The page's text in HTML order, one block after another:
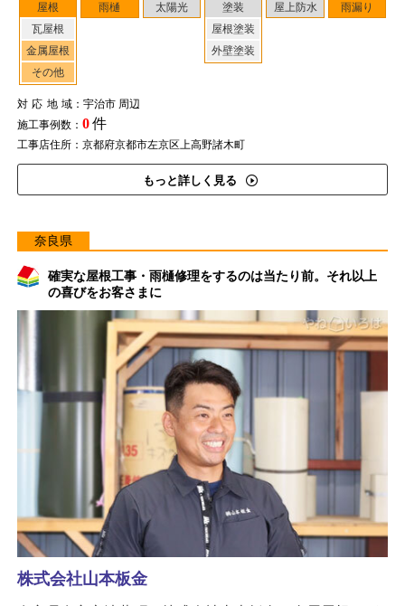
屋根
瓦屋根
金属屋根
その他
雨樋 太陽光
塗装
屋根塗装
外壁塗装
屋上防水 雨漏り
対応地域：宇治市 周辺
施工事例数： 0件
工事店住所：京都府京都市左京区上高野諸木町
もっと詳しく見る
奈良県
確実な屋根工事・雨樋修理をするのは当たり前。それ以上
の喜びをお客さまに
株式会社山本板金